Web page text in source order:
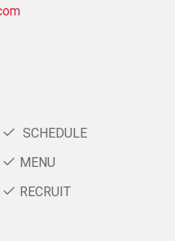
SCHEDULE
MENU
RECRUIT